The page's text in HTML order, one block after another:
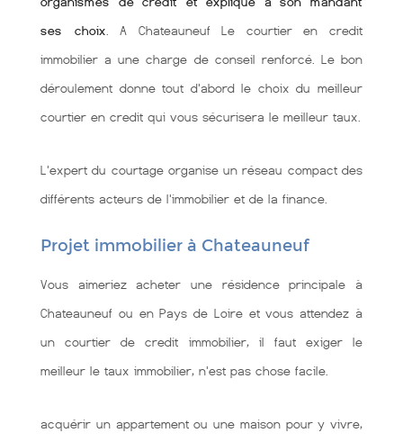
ses choix . A Chateauneuf Le courtier en credit
immobilier a une charge de conseil renforcé. Le bon
déroulement donne tout d'abord le choix du meilleur
courtier en credit qui vous sécurisera le meilleur taux.
L'expert du courtage organise un réseau compact des
différents acteurs de l'immobilier et de la finance.
Projet immobilier à Chateauneuf
Vous aimeriez acheter une résidence principale à
Chateauneuf ou en Pays de Loire et vous attendez à
un courtier de credit immobilier, il faut exiger le
meilleur le taux immobilier, n'est pas chose facile.
acquérir un appartement ou une maison pour y vivre,